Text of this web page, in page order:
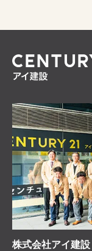
株式会社アイ建設